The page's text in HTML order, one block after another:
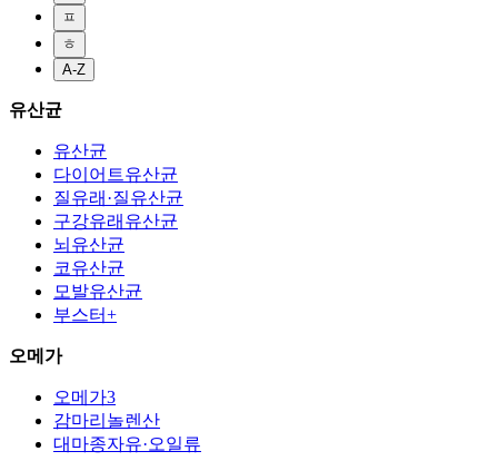
ㅍ
ㅎ
A-Z
유산균
유산균
다이어트유산균
질유래·질유산균
구강유래유산균
뇌유산균
코유산균
모발유산균
부스터+
오메가
오메가3
감마리놀렌산
대마종자유·오일류